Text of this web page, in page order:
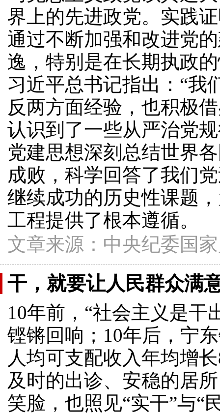
界上的先进政党。实践
通过不断加强和改进党
逸，特别是在长期执政
习近平总书记指出：“我
反两方面经验，也积极
认识到了一些从严治党
党建思想深刻总结世界
成败，科学回答了我们
继续成功的历史性课题
工程提供了根本遵循。
文章来源：中央纪委国
干，就要让人民群众满
10年前，“社会主义是干
铿锵回响；10年后，宁
人均可支配收入年均增
及时的出诊、安稳的居
笑脸，也照见“实干”与“